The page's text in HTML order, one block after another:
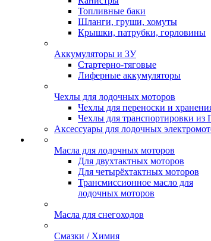
Топливные баки
Шланги, груши, хомуты
Крышки, патрубки, горловины
Аккумуляторы и ЗУ
Стартерно-тяговые
Лиферные аккумуляторы
Чехлы для лодочных моторов
Чехлы для переноски и
Чехлы для транспортировки
Аксессуары для лодочных
Масла для лодочных моторов
Для двухтактных моторов
Для четырёхтактных моторов
Трансмиссионное масло для
лодочных моторов
Масла для снегоходов
Смазки / Химия